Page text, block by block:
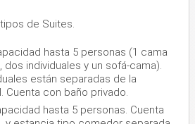
de Suites.
hasta 5 personas (1 cama
dos individuales y un sofá-cama).
están separadas de la
Cuenta con baño privado.
hasta 5 personas. Cuenta